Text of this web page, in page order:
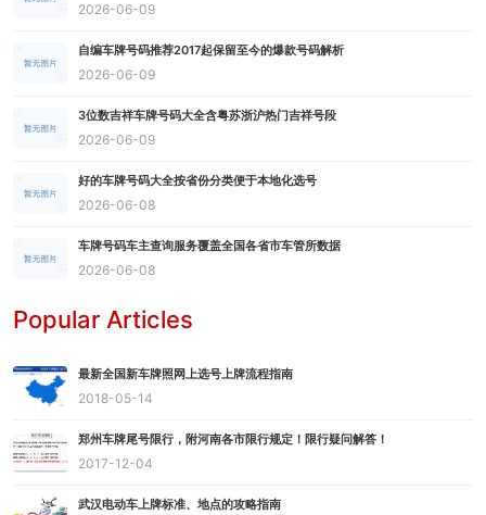
2026-06-09
自编车牌号码推荐2017起保留至今的爆款号码解析
2026-06-09
3位数吉祥车牌号码大全含粤苏浙沪热门吉祥号段
2026-06-09
好的车牌号码大全按省份分类便于本地化选号
2026-06-08
车牌号码车主查询服务覆盖全国各省市车管所数据
2026-06-08
Popular Articles
最新全国新车牌照网上选号上牌流程指南
2018-05-14
郑州车牌尾号限行，附河南各市限行规定！限行疑问解答！
2017-12-04
武汉电动车上牌标准、地点的攻略指南